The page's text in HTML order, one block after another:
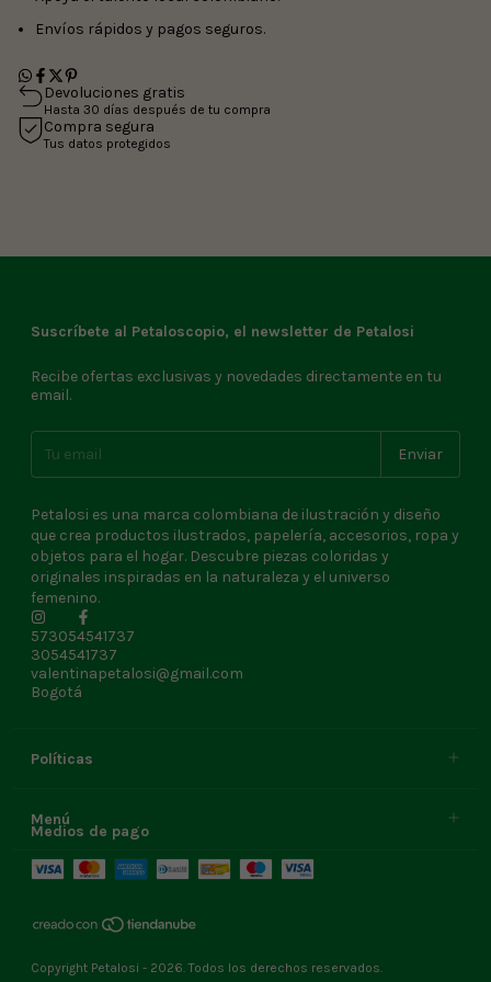
Envíos rápidos y pagos seguros.
Devoluciones gratis
Hasta 30 días después de tu compra
Compra segura
Tus datos protegidos
Suscríbete al Petaloscopio, el newsletter de Petalosi
Recibe ofertas exclusivas y novedades directamente en tu
email.
Petalosi es una marca colombiana de ilustración y diseño
que crea productos ilustrados, papelería, accesorios, ropa y
objetos para el hogar. Descubre piezas coloridas y
originales inspiradas en la naturaleza y el universo
femenino.
573054541737
3054541737
valentinapetalosi@gmail.com
Bogotá
Políticas
Menú
Medios de pago
Copyright Petalosi - 2026. Todos los derechos reservados.